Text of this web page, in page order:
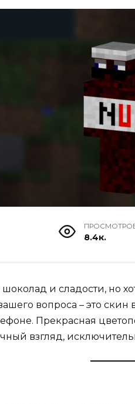
8.4к.
и сладости, но
вопроса – это скин
Прекрасная
взгляд,